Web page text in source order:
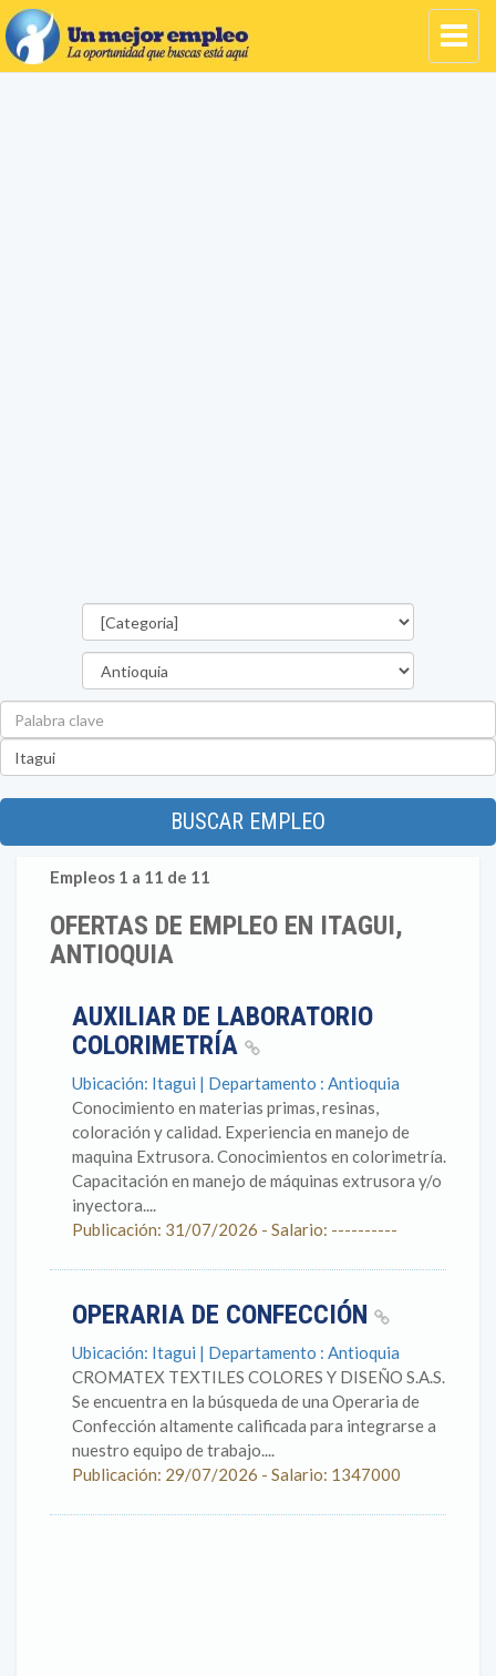
BUSCAR EMPLEO
Empleos 1 a 11 de 11
OFERTAS DE EMPLEO EN ITAGUI,
ANTIOQUIA
AUXILIAR DE LABORATORIO
COLORIMETRÍA
Ubicación: Itagui | Departamento : Antioquia
Conocimiento en materias primas, resinas,
coloración y calidad. Experiencia en manejo de
maquina Extrusora. Conocimientos en colorimetría.
Capacitación en manejo de máquinas extrusora y/o
inyectora....
Publicación: 31/07/2026 - Salario: ----------
OPERARIA DE CONFECCIÓN
Ubicación: Itagui | Departamento : Antioquia
CROMATEX TEXTILES COLORES Y DISEÑO S.A.S.
Se encuentra en la búsqueda de una Operaria de
Confección altamente calificada para integrarse a
nuestro equipo de trabajo....
Publicación: 29/07/2026 - Salario: 1347000